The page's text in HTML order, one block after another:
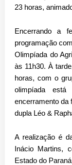
23 horas,
Encerrando a
programação
Olimpíada do
às 11h30. À
horas, com o
olimpíada
encerramento da
dupla Léo &
A realização é
Inácio Martins,
Estado do